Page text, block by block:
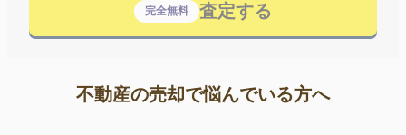
完全無料 査定する
不動産の売却で悩んでいる方へ